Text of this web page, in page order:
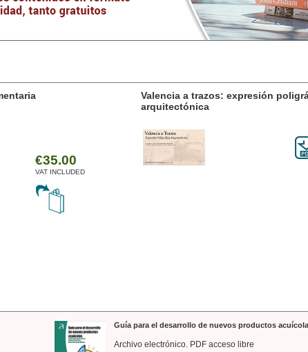
€35.00
VAT INCLUDED
Valencia a trazos: expresión poligráfica
arquitectónica
Guía para el desarrollo de nuevos productos
Archivo electrónico. PDF acceso libre